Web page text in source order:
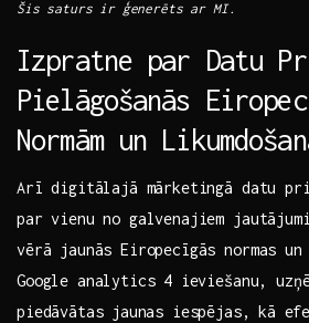
Šis saturs ir ģenerēts ar MI.
Izpratne par Datu
Pielāgošanās
Normām un
Arī​ digitālajā mārketingā datu
par vienu no galvenajiem
vērā jaunās Eiropecīgās normas
Google analytics⁤ 4 ieviešanu,
piedāvātas ⁤jaunas iespējas,⁤ kā⁣